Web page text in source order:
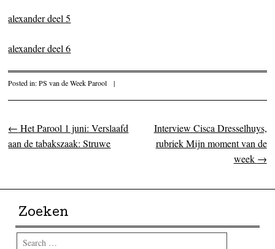
alexander deel 5
alexander deel 6
Posted in:PS van de Week Parool |
Post navigation
← Het Parool 1 juni: Verslaafd
aan de tabakszaak: Struwe
Interview Cisca Dresselhuys,
rubriek Mijn moment van de
week →
Zoeken
Search